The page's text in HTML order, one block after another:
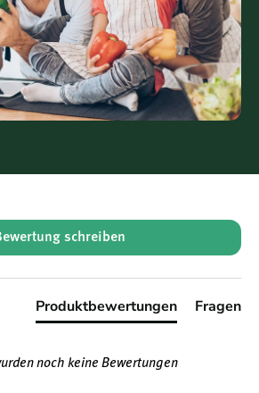
schreiben
Produktbewertungen Fragen
noch keine Bewertungen